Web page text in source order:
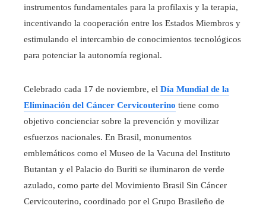
instrumentos fundamentales para la profilaxis y la terapia,
incentivando la cooperación entre los Estados Miembros y
estimulando el intercambio de conocimientos tecnológicos
para potenciar la autonomía regional.
Celebrado cada 17 de noviembre, el Día Mundial de la
Eliminación del Cáncer Cervicouterino tiene como
objetivo concienciar sobre la prevención y movilizar
esfuerzos nacionales. En Brasil, monumentos
emblemáticos como el Museo de la Vacuna del Instituto
Butantan y el Palacio do Buriti se iluminaron de verde
azulado, como parte del Movimiento Brasil Sin Cáncer
Cervicouterino, coordinado por el Grupo Brasileño de